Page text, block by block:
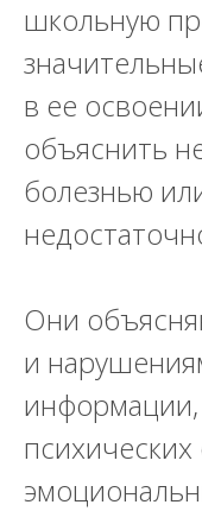
школьную
в ее
объяснить
болезнью
Они
и